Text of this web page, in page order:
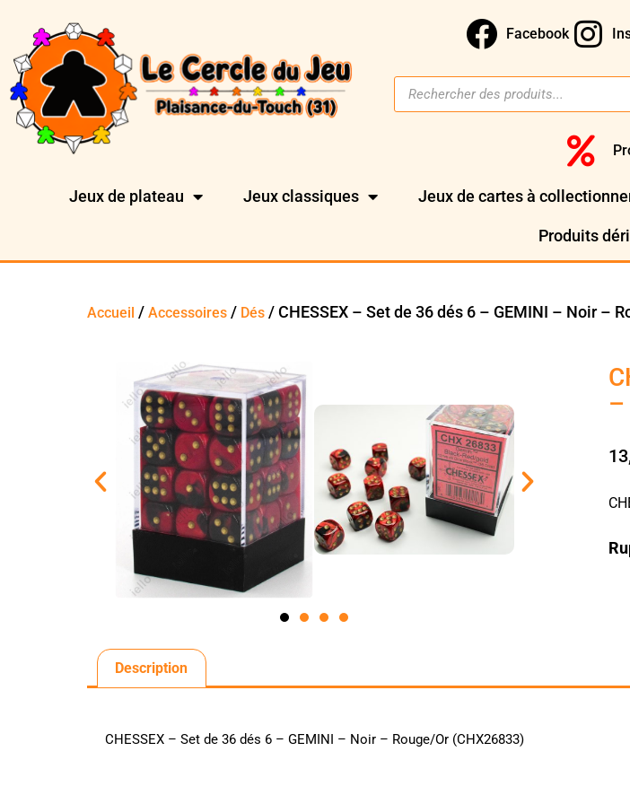
Facebook
Jeux de plateau Jeux classiques Jeux de cartes à
Produits
Accueil /Accessoires / Dés / CHESSEX – Set de 36 dés 6 – GEMINI – Noir –
–
Description
CHESSEX – Set de 36 dés 6 – GEMINI – Noir – Rouge/Or (CHX26833)